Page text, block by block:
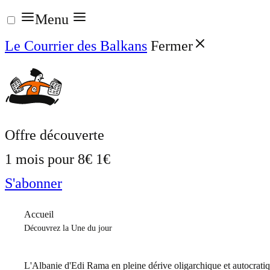
Aller
au
contenu
Menu
Le Courrier des Balkans Fermer
Offre découverte
1 mois pour 8€ 1€
S'abonner
Accueil
Découvrez la Une du jour
L'Albanie d'Edi Rama en pleine dérive oligarchique et